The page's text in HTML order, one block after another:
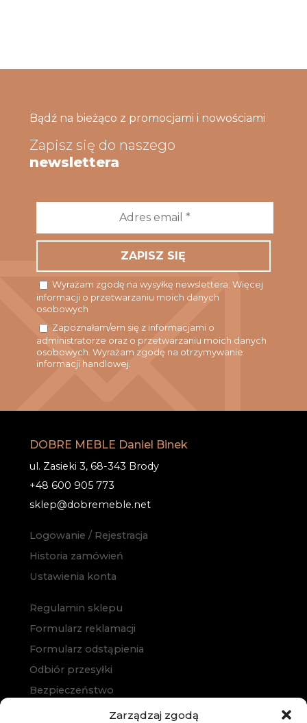
Zarządzaj zgodą
Bądź na bieżąco z promocjami i nowościami
Zapisz się do naszego
newslettera
*
Wyrażam zgodę na wysyłkę newslettera. Więcej
informacji o przetwarzaniu moich danych
osobowych
Zapoznałam/em się z informacjami o
administratorze oraz o przetwarzaniu moich danych
osobowych. Wyrażam zgodę na otrzymywanie
informacji handlowej.
DOBRE MEBLE Daniel Binek
ul. Zasieki 3, 68-343 Brody
+48 600 905 773
sklep@dobremeble.net
Logowanie / Rejestracja
Historia zamówień
Ustawienia konta
Regulamin sklepu
Formularz reklamacji
Formularz odstąpienia
Odbiór przesyłki
Bezpieczeństwo
Polityka prywatności